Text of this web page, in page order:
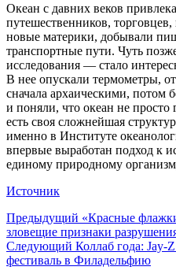
Океан с давних веков
путешественников,
новые материки, добывали
транспортные пути. Чуть
исследования — стало
В нее опускали термометры,
сначала архаическими, потом
и поняли, что океан не
есть своя сложнейшая
именно в Институте
впервые выработан подход к
единому природному
Источник
Предыдущий «Красные
зловещие признаки
Следующий Коллаб года: Jay-
фестиваль в Филадельфию